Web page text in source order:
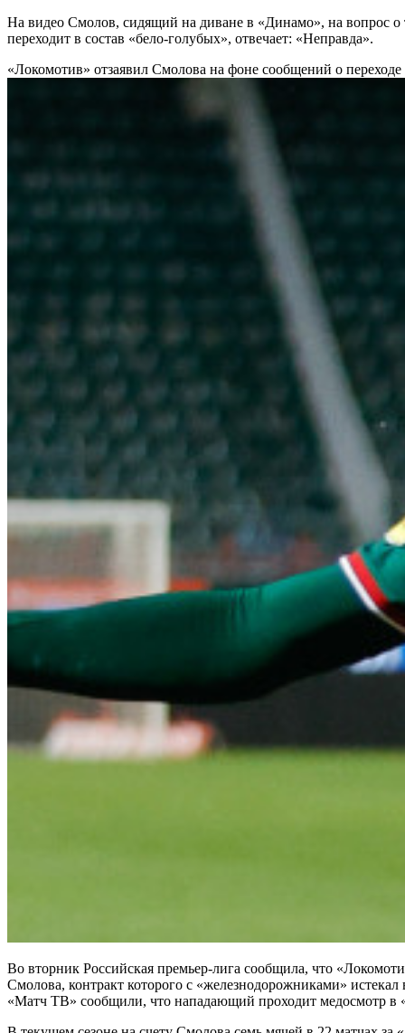
На видео Смолов, сидящий на диване в «Динамо», на вопрос о
переходит в состав «бело-голубых», отвечает: «Неправда».
«Локомотив» отзаявил Смолова на фоне сообщений о
Во вторник Российская премьер-лига сообщила, что
Смолова, контракт которого с «железнодорожниками»
«Матч ТВ» сообщили, что нападающий проходит медосмотр в